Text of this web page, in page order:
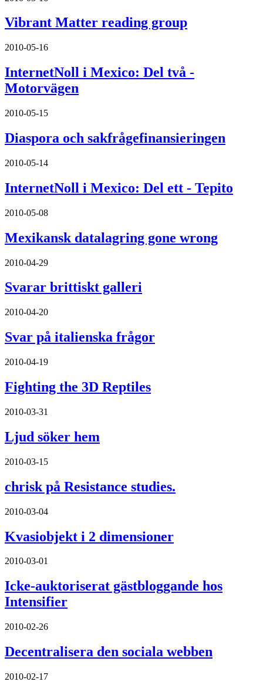
Vibrant Matter reading group
2010-05-16
InternetNoll i Mexico: Del två -
Motorvägen
2010-05-15
Diaspora och sakfrågefinansieringen
2010-05-14
InternetNoll i Mexico: Del ett - Tepito
2010-05-08
Mexikansk datalagring gone wrong
2010-04-29
Svarar brittiskt galleri
2010-04-20
Svar på italienska frågor
2010-04-19
Fighting the 3D Reptiles
2010-03-31
Ljud söker hem
2010-03-15
chrisk på Resistance studies.
2010-03-04
Kvasiobjekt i 2 dimensioner
2010-03-01
Icke-auktoriserat gästbloggande hos
Intensifier
2010-02-26
Decentralisera den sociala webben
2010-02-17